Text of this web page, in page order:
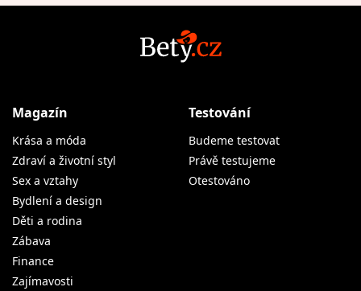
Magazín
Krása a móda
Zdraví a životní styl
Sex a vztahy
Bydlení a design
Děti a rodina
Zábava
Finance
Zajímavosti
Testování
Budeme testovat
Právě testujeme
Otestováno